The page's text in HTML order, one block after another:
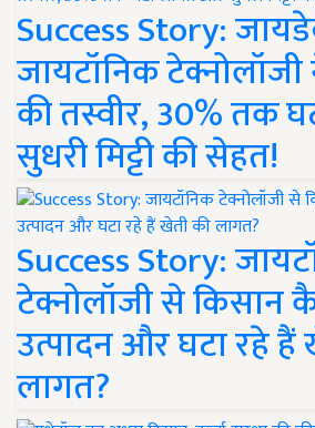
Success Story:
जायटॉनिक
की तस्वीर, 30% तक
सुधरी मिट्टी की सेहत!
Success Story:
टेक्नोलॉजी से किसान
उत्पादन और घटा रहे हैं
लागत?